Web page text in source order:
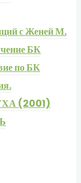
с Женей М.
БК
по БК
(2001)